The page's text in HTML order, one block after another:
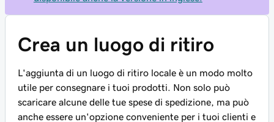
Crea un luogo di ritiro
L'aggiunta di un luogo di ritiro locale è un modo molto
utile per consegnare i tuoi prodotti. Non solo può
scaricare alcune delle tue spese di spedizione, ma può
anche essere un'opzione conveniente per i tuoi clienti e